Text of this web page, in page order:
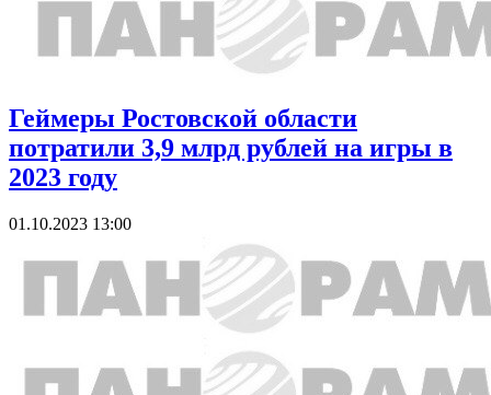
Геймеры Ростовской области
потратили 3,9 млрд рублей на игры в
2023 году
01.10.2023 13:00